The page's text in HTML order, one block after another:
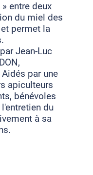
entre deux
du miel des
permet la
Jean-Luc
par une
apiculteurs
bénévoles
du
à sa